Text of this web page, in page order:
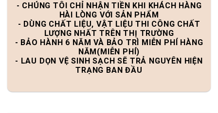
- CHÚNG TÔI CHỈ NHẬN TIỀN KHI KHÁCH HÀNG
HÀI LÒNG VỚI SẢN PHẨM
- DÙNG CHẤT LIỆU, VẬT LIỆU THI CÔNG CHẤT
LƯỢNG NHẤT TRÊN THỊ TRƯỜNG
- BẢO HÀNH 6 NĂM VÀ BẢO TRÌ MIỄN PHÍ HÀNG
NĂM(MIỄN PHÍ)
- LAU DỌN VỆ SINH SẠCH SẼ TRẢ NGUYÊN HIỆN
TRẠNG BAN ĐẦU